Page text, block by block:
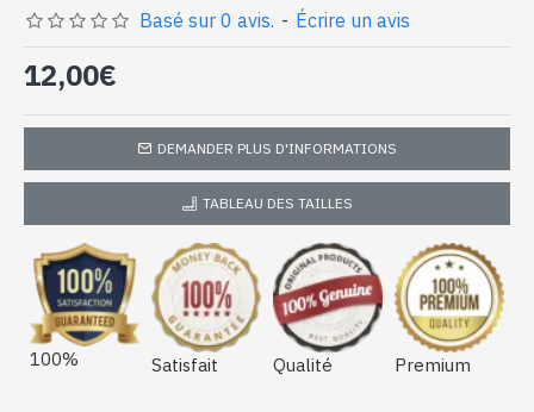
Basé sur 0 avis. - Écrire un avis
12,00€
DEMANDER PLUS D'INFORMATIONS
TABLEAU DES TAILLES
100% Satisfait Qualité Premium